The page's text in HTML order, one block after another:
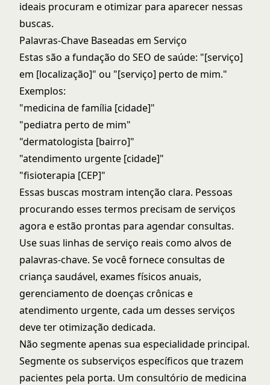
ideais procuram e otimizar para aparecer nessas
buscas.
Palavras-Chave Baseadas em Serviço
Estas são a fundação do SEO de saúde: "[serviço]
em [localização]" ou "[serviço] perto de mim."
Exemplos:
"medicina de família [cidade]"
"pediatra perto de mim"
"dermatologista [bairro]"
"atendimento urgente [cidade]"
"fisioterapia [CEP]"
Essas buscas mostram intenção clara. Pessoas
procurando esses termos precisam de serviços
agora e estão prontas para agendar consultas.
Use suas linhas de serviço reais como alvos de
palavras-chave. Se você fornece consultas de
criança saudável, exames físicos anuais,
gerenciamento de doenças crônicas e
atendimento urgente, cada um desses serviços
deve ter otimização dedicada.
Não segmente apenas sua especialidade principal.
Segmente os subserviços específicos que trazem
pacientes pela porta. Um consultório de medicina